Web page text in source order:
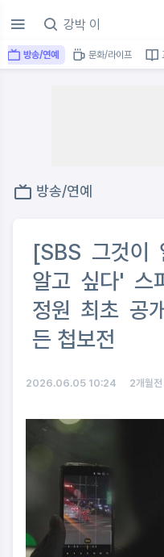
방송/연예 문화/라이프
방송/연예
[SBS 그것이
알고 싶다' 스
정원 최초 공
든 첩보전
2026.06.05 10:24 2개월전